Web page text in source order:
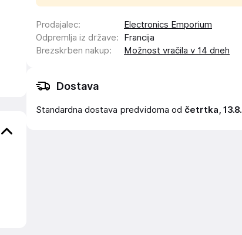
Prodajalec:
Electronics Emporium
Odpremlja iz države:
Francija
Brezskrben nakup: Možnost vračila v 14 dneh
Dostava
Standardna dostava predvidoma od četrtka, 13.8.